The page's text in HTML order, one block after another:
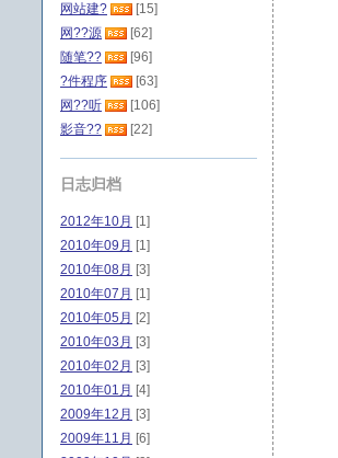
网站建?
[15]
网??源
[62]
随笔??
[96]
?件程序
[63]
网??听
[106]
影音??
[22]
日志归档
2012年10月 [1]
2010年09月 [1]
2010年08月 [3]
2010年07月 [1]
2010年05月 [2]
2010年03月 [3]
2010年02月 [3]
2010年01月 [4]
2009年12月 [3]
2009年11月 [6]